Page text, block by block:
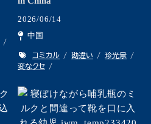
2026/06/14
中国
コミカル 勘違い
珍光景
変なクセ